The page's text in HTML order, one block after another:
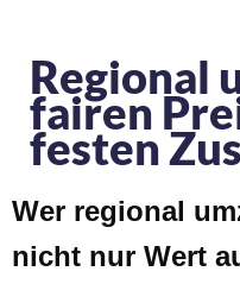
Regional
fairen
festen
Wer regional
nicht nur Wert